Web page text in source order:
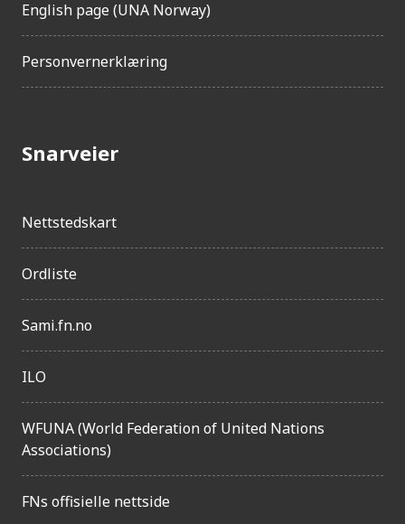
English page (UNA Norway)
Personvernerklæring
Snarveier
Nettstedskart
Ordliste
Sami.fn.no
ILO
WFUNA (World Federation of United Nations
Associations)
FNs offisielle nettside